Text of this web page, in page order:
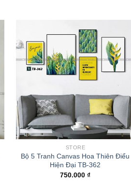
STORE
Bộ 5 Tranh Canvas Hoa Thiên Điểu
Hiện Đại TB-362
750.000₫